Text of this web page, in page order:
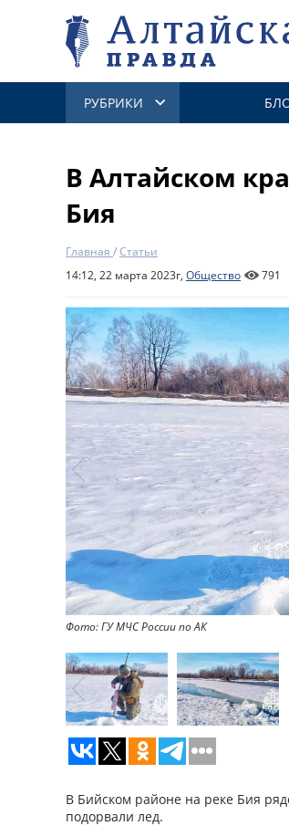
РУБРИКИ
В Алтайском
Бия
Главная /Статьи
14:12, 22 марта 2023г, Общество 791
Фото: ГУ МЧС России по АК
В Бийском районе на реке Бия
подорвали лед.